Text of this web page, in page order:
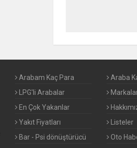
Arabam Kaç Para
LPG'li Arabalar
En Çok Yakanlar
Yakıt Fiyatları
Bar - Psi dönüştürücü
Araba
Listeler
Oto